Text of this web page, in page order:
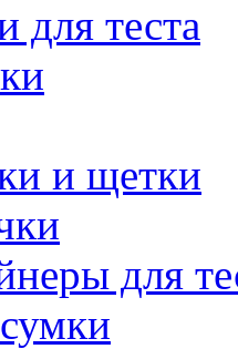
для теста
и щетки
для